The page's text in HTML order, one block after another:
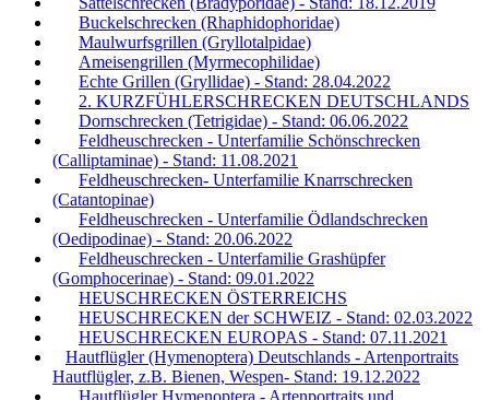
Buckelschrecken (Rhaphidophoridae)
Maulwurfsgrillen (Gryllotalpidae)
Ameisengrillen (Myrmecophilidae)
Echte Grillen (Gryllidae) - Stand: 28.04.2022
2. KURZFÜHLERSCHRECKEN DEUTSCHLANDS
Dornschrecken (Tetrigidae) - Stand: 06.06.2022
Feldheuschrecken - Unterfamilie Schönschrecken
(Calliptaminae) - Stand: 11.08.2021
Feldheuschrecken- Unterfamilie Knarrschrecken
(Catantopinae)
Feldheuschrecken - Unterfamilie Ödlandschrecken
(Oedipodinae) - Stand: 20.06.2022
Feldheuschrecken - Unterfamilie Grashüpfer
(Gomphocerinae) - Stand: 09.01.2022
HEUSCHRECKEN ÖSTERREICHS
HEUSCHRECKEN der SCHWEIZ - Stand: 02.03.2022
HEUSCHRECKEN EUROPAS - Stand: 07.11.2021
Hautflügler (Hymenoptera) Deutschlands - Artenportraits
Hautflügler, z.B. Bienen, Wespen- Stand: 19.12.2022
Hautflügler Hymenoptera - Artenportraits und